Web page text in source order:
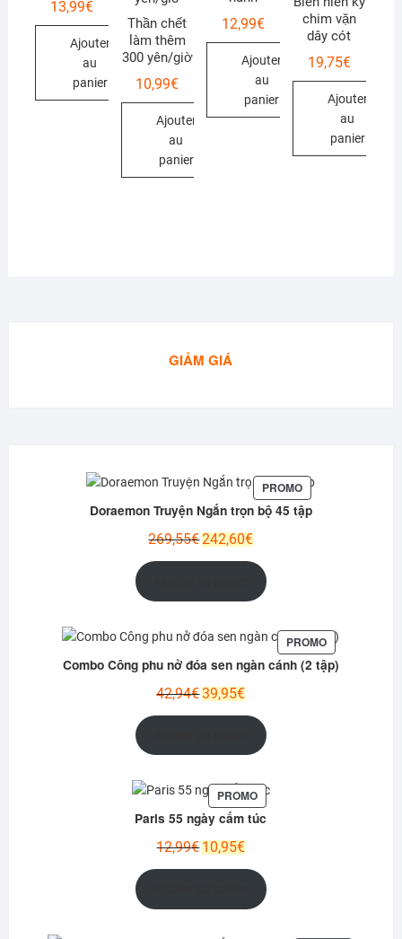
13,99€
Ajouter
au
panier
Thần chết
làm thêm
300 yên/giờ
10,99€
Ajouter
au
panier
12,99€
Ajouter
au
panier
chim vặn
dây cót
19,75€
Ajouter
au
panier
GIẢM GIÁ
PROMOPRODUIT
EN
PROMOTION
Doraemon Truyện Ngắn trọn bộ 45 tập
269,55€Le
242,60€Le
actuel
est :
PROMOPRODUIT
EN
PROMOTION
Combo Công phu nở đóa sen ngàn cánh (2 tập)
42,94€Le
39,95€Le
actuel
est :
PROMOPRODUIT
EN
PROMOTION
Paris 55 ngày cấm túc
12,99€Le
10,95€Le
actuel
est :